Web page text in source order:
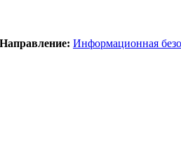
Направление: Информационная